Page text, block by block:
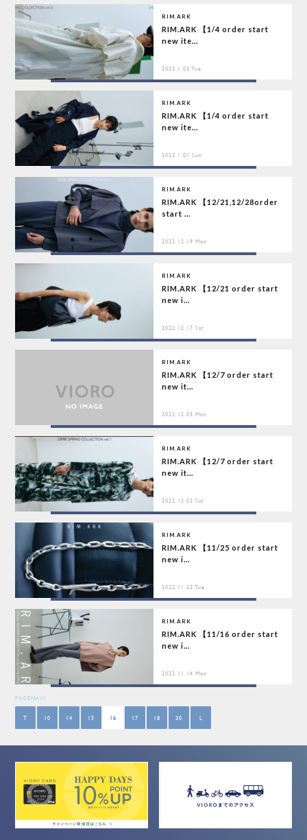
RIM.ARK
RIM.ARK 【1/4 order start
new ite...
2023.1.03 Tue
RIM.ARK
RIM.ARK 【1/4 order start
new ite...
2023.1.01 Sun
RIM.ARK
RIM.ARK 【12/21,12/28order
start ...
2022.12.19 Mon
RIM.ARK
RIM.ARK 【12/21 order start
new i...
2022.12.17 Sat
RIM.ARK
RIM.ARK 【12/7 order start
new it...
2022.12.05 Mon
RIM.ARK
RIM.ARK 【12/7 order start
new it...
2022.12.03 Sat
RIM.ARK
RIM.ARK 【11/25 order start
new i...
2022.11.22 Tue
RIM.ARK
RIM.ARK 【11/16 order start
new i...
2022.11.14 Mon
PAGENAVI
T 10 14 15 16 17 18 30 L